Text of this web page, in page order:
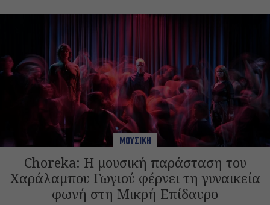
ΜΟΥΣΙΚΗ
Choreka: Η μουσική παράσταση του
Χαράλαμπου Γωγιού φέρνει τη γυναικεία
φωνή στη Μικρή Επίδαυρο